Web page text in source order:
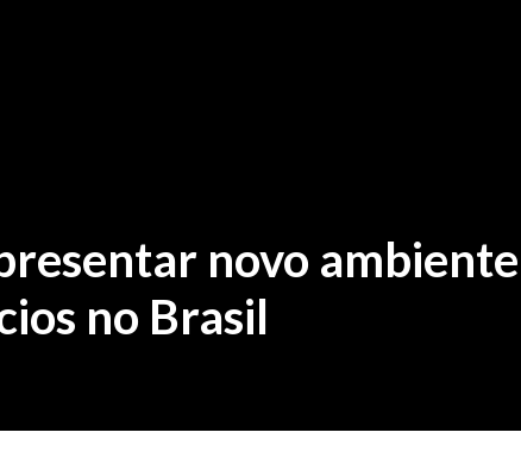
novo ambiente
no Brasil